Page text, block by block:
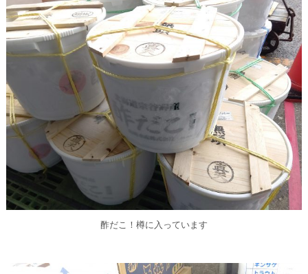
酢だこ！樽に入っています